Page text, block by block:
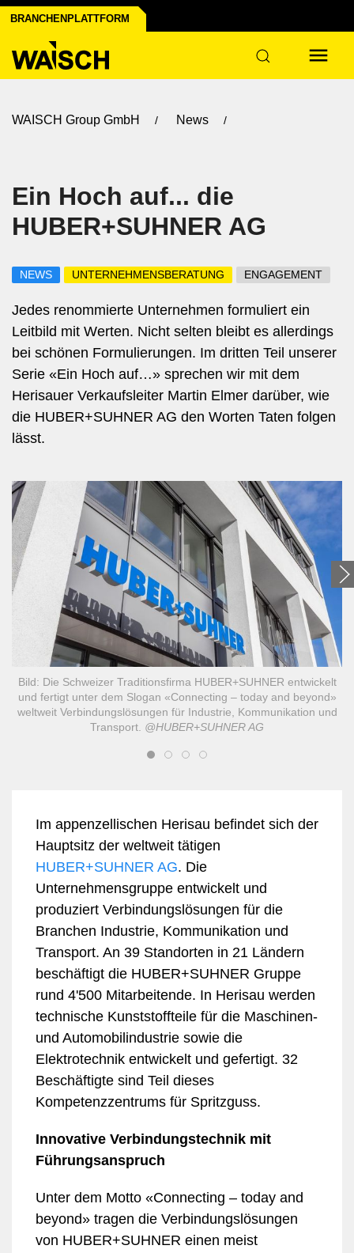
BRANCHENPLATTFORM
WAISCH Group GmbH News
Ein Hoch auf... die
HUBER+SUHNER AG
NEWS UNTERNEHMENSBERATUNG ENGAGEMENT
Jedes renommierte Unternehmen formuliert ein
Leitbild mit Werten. Nicht selten bleibt es allerdings
bei schönen Formulierungen. Im dritten Teil unserer
Serie «Ein Hoch auf…» sprechen wir mit dem
Herisauer Verkaufsleiter Martin Elmer darüber, wie
die HUBER+SUHNER AG den Worten Taten folgen
lässt.
Bild: Die Schweizer Traditionsfirma HUBER+SUHNER entwickelt
und fertigt unter dem Slogan «Connecting – today and beyond»
weltweit Verbindungslösungen für Industrie, Kommunikation und
Transport. @HUBER+SUHNER AG
Im appenzellischen Herisau befindet sich der
Hauptsitz der weltweit tätigen
HUBER+SUHNER AG. Die
Unternehmensgruppe entwickelt und
produziert Verbindungslösungen für die
Branchen Industrie, Kommunikation und
Transport. An 39 Standorten in 21 Ländern
beschäftigt die HUBER+SUHNER Gruppe
rund 4'500 Mitarbeitende. In Herisau werden
technische Kunststoffteile für die Maschinen-
und Automobilindustrie sowie die
Elektrotechnik entwickelt und gefertigt. 32
Beschäftigte sind Teil dieses
Kompetenzzentrums für Spritzguss.
Innovative Verbindungstechnik mit
Führungsanspruch
Unter dem Motto «Connecting – today and
beyond» tragen die Verbindungslösungen
von HUBER+SUHNER einen meist